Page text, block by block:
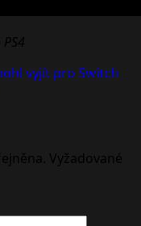
vyjít pro Switch
Vyžadované